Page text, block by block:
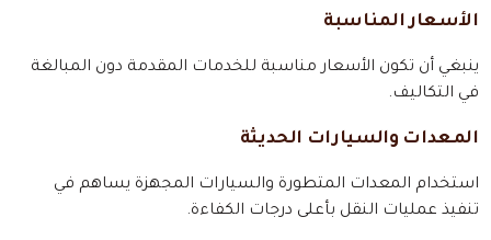
الأسعار المناسبة
ينبغي أن تكون الأسعار مناسبة للخدمات المقدمة دون المبالغة
في التكاليف.
المعدات والسيارات الحديثة
استخدام المعدات المتطورة والسيارات المجهزة يساهم في
تنفيذ عمليات النقل بأعلى درجات الكفاءة.